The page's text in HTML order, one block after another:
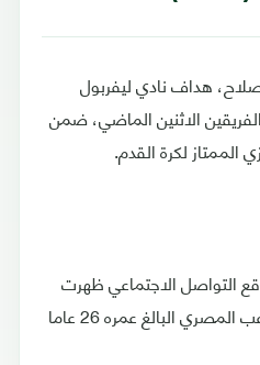
هداف نادي ليفربول
الاثنين الماضي، ضمن
التواصل الاجتماعي ظهرت
فيه هتافات عنصرية ضد اللاعب المصري البالغ عمره 26 عاما